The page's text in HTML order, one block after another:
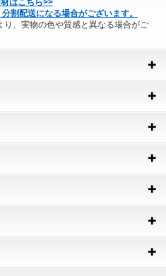
はこちら>>
割配送になる場合がございます。
、実物の色や質感と異なる場合がご